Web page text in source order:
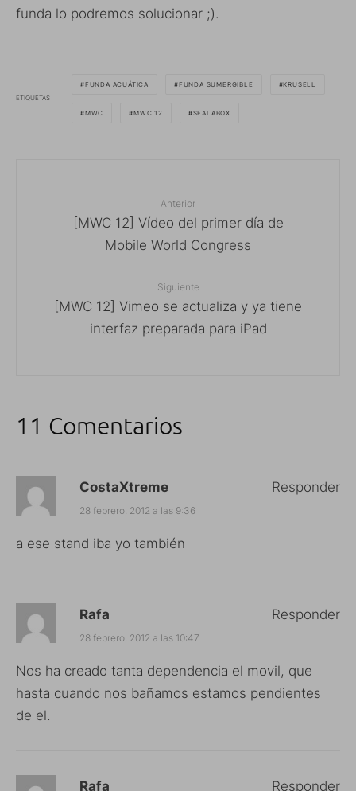
funda lo podremos solucionar ;).
ETIQUETAS
FUNDA ACUÁTICA FUNDA SUMERGIBLE KRUSELL
MWC MWC 12 SEALABOX
Anterior
[MWC 12] Vídeo del primer día de
Mobile World Congress
Siguiente
[MWC 12] Vimeo se actualiza y ya tiene
interfaz preparada para iPad
11 Comentarios
CostaXtreme
28 febrero, 2012 a las 9:36
a ese stand iba yo también
Responder
Rafa
28 febrero, 2012 a las 10:47
Nos ha creado tanta dependencia el movil, que
hasta cuando nos bañamos estamos pendientes
de el.
Responder
Rafa Responder